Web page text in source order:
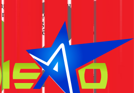
khách hàng sử dụng một ổ cắm
sẽ được cắm trực tiếp vào ổ,
đối không sử dụng các ổ cắm
chất lượng để tránh nguy cơ quá tải,
kiểm tra và bàn giao
máy giặt hoạt động hoàn hảo. Kỹ
chọn chế độ vắt để kiểm tra: